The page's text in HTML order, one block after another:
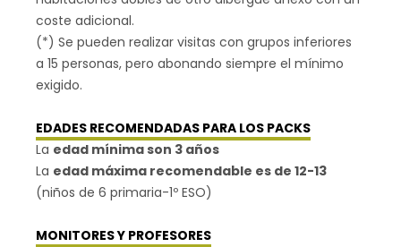
coste adicional.
(*) Se pueden realizar visitas con grupos inferiores
a 15 personas, pero abonando siempre el mínimo
exigido.
EDADES RECOMENDADAS PARA LOS PACKS
La edad mínima son 3 años
La edad máxima recomendable es de 12-13
(niños de 6 primaria-1º ESO)
MONITORES Y PROFESORES